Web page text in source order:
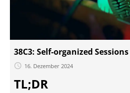
38C3: Self-organized Sessions
16. Dezember 2024
TL;DR